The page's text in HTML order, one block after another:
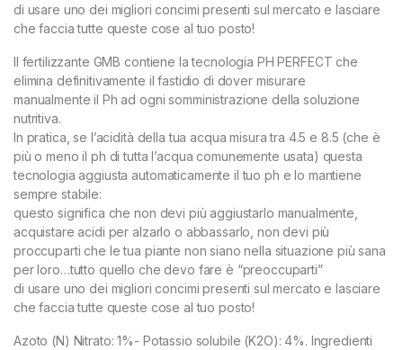
di usare uno dei migliori concimi presenti sul mercato e lasciare
che faccia tutte queste cose al tuo posto!
ll fertilizzante GMB contiene la tecnologia PH PERFECT che
elimina definitivamente il fastidio di dover misurare
manualmente il Ph ad ogni somministrazione della soluzione
nutritiva.
In pratica, se l’acidità della tua acqua misura tra 4.5 e 8.5 (che è
più o meno il ph di tutta l’acqua comunemente usata) questa
tecnologia aggiusta automaticamente il tuo ph e lo mantiene
sempre stabile:
questo significa che non devi più aggiustarlo manualmente,
acquistare acidi per alzarlo o abbassarlo, non devi più
proccuparti che le tua piante non siano nella situazione più sana
per loro…tutto quello che devo fare è “preoccuparti”
di usare uno dei migliori concimi presenti sul mercato e lasciare
che faccia tutte queste cose al tuo posto!
Azoto (N) Nitrato: 1%- Potassio solubile (K2O): 4%. Ingredienti